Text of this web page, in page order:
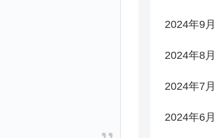
2024年9月
2024年8月
2024年7月
2024年6月